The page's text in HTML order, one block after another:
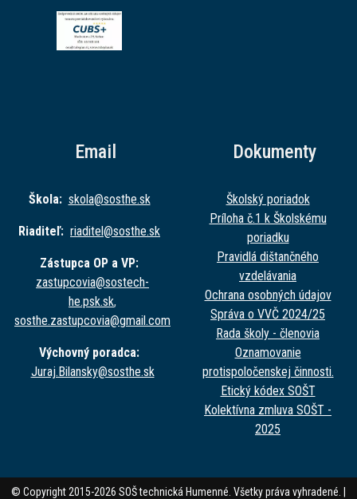
Email
Škola: skola@sosthe.sk
Riaditeľ: riaditel@sosthe.sk
Zástupca OP a VP:
zastupcovia@sostech-
he.psk.sk,
sosthe.zastupcovia@gmail.com
Výchovný poradca:
Juraj.Bilansky@sosthe.sk
Dokumenty
Školský poriadok
Príloha č.1 k Školskému
poriadku
Pravidlá dištančného
vzdelávania
Ochrana osobných údajov
Správa o VVČ 2024/25
Rada školy - členovia
Oznamovanie
protispoločenskej činnosti.
Etický kódex SOŠT
Kolektívna zmluva SOŠT -
2025
© Copyright 2015-2026 SOŠ technická Humenné. Všetky práva vyhradené. |